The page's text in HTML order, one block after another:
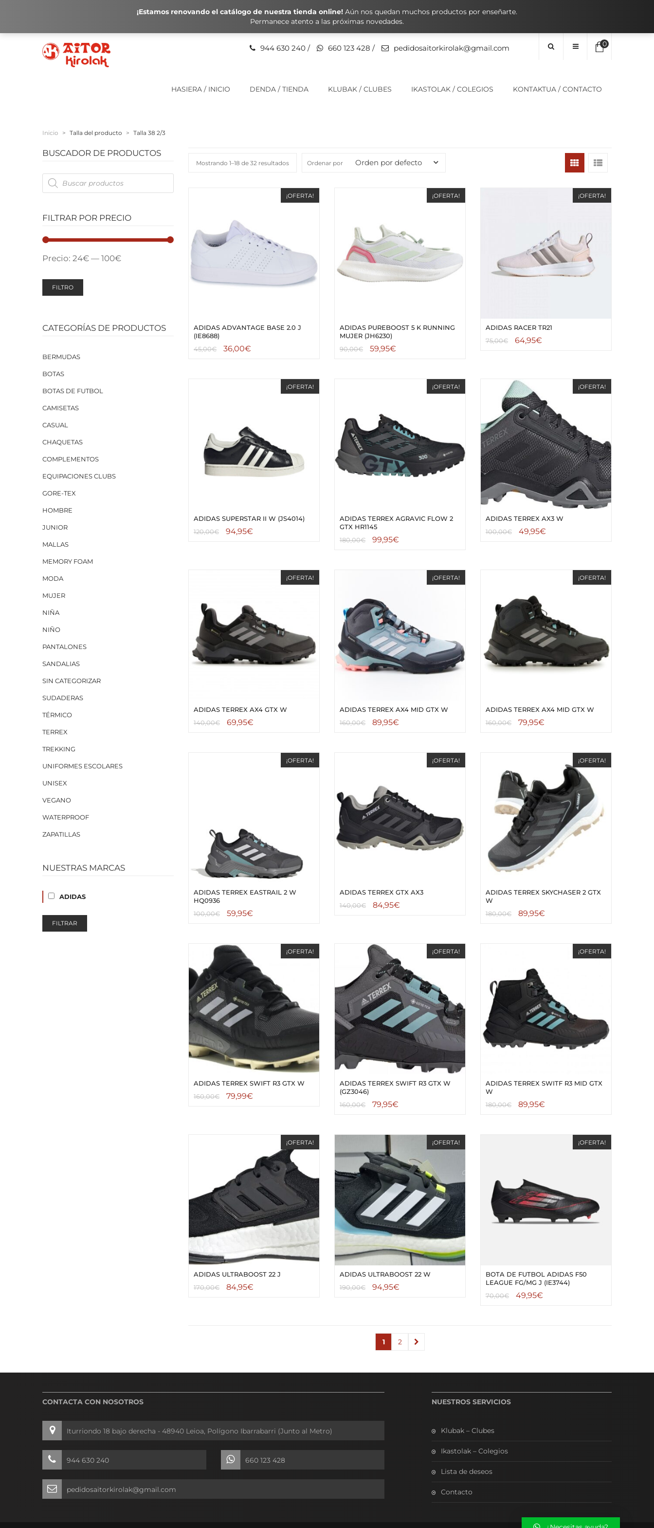
944 630 240 / 660 123 428 / pedidosaitorkirolak@gmail.com 0
HASIERA / INICIO DENDA / TIENDA KLUBAK / CLUBES IKASTOLAK / COLEGIOS KONTAKTUA / CONTACTO
Inicio > Talla del producto > Talla 38 2/3
BUSCADOR DE PRODUCTOS
Products
search
FILTRAR POR PRECIO
Precio: 24€ — 100€
FILTRO
CATEGORÍAS DE PRODUCTOS
BERMUDAS
BOTAS
BOTAS DE FUTBOL
CAMISETAS
CASUAL
CHAQUETAS
COMPLEMENTOS
EQUIPACIONES CLUBS
GORE-TEX
HOMBRE
JUNIOR
MALLAS
MEMORY FOAM
MODA
MUJER
NIÑA
NIÑO
PANTALONES
SANDALIAS
SIN CATEGORIZAR
SUDADERAS
TÉRMICO
TERREX
TREKKING
UNIFORMES ESCOLARES
UNISEX
VEGANO
WATERPROOF
ZAPATILLAS
NUESTRAS MARCAS
ADIDAS
FILTRAR
Mostrando 1–18 de 32 resultados Ordenar por Orden por defecto
¡OFERTA!
ADIDAS ADVANTAGE BASE 2.0 J
(IE8688)
45,00€ 36,00€
¡OFERTA!
ADIDAS PUREBOOST 5 K RUNNING
MUJER (JH6230)
90,00€ 59,95€
¡OFERTA!
ADIDAS RACER TR21
75,00€ 64,95€
¡OFERTA!
ADIDAS SUPERSTAR II W (JS4014)
120,00€ 94,95€
¡OFERTA!
ADIDAS TERREX AGRAVIC FLOW 2
GTX HR1145
180,00€ 99,95€
¡OFERTA!
ADIDAS TERREX AX3 W
100,00€ 49,95€
¡OFERTA!
ADIDAS TERREX AX4 GTX W
140,00€ 69,95€
¡OFERTA!
ADIDAS TERREX AX4 MID GTX W
160,00€ 89,95€
¡OFERTA!
ADIDAS TERREX AX4 MID GTX W
160,00€ 79,95€
¡OFERTA!
ADIDAS TERREX EASTRAIL 2 W
HQ0936
100,00€ 59,95€
¡OFERTA!
ADIDAS TERREX GTX AX3
140,00€ 84,95€
¡OFERTA!
ADIDAS TERREX SKYCHASER 2 GTX
W
180,00€ 89,95€
¡OFERTA!
ADIDAS TERREX SWIFT R3 GTX W
160,00€ 79,99€
¡OFERTA!
ADIDAS TERREX SWIFT R3 GTX W
(GZ3046)
160,00€ 79,95€
¡OFERTA!
ADIDAS TERREX SWITF R3 MID GTX
W
180,00€ 89,95€
¡OFERTA!
ADIDAS ULTRABOOST 22 J
170,00€ 84,95€
¡OFERTA!
ADIDAS ULTRABOOST 22 W
190,00€ 94,95€
¡OFERTA!
BOTA DE FUTBOL ADIDAS F50
LEAGUE FG/MG J (IE3744)
70,00€ 49,95€
1 2 →
CONTACTA CON NOSOTROS
Iturriondo 18 bajo derecha - 48940 Leioa, Polígono Ibarrabarri (Junto al Metro)
944 630 240 660 123 428
pedidosaitorkirolak@gmail.com
NUESTROS SERVICIOS
Klubak – Clubes
Ikastolak – Colegios
Lista de deseos
Contacto
¡Estamos renovando el catálogo de nuestra tienda online! Aún nos quedan muchos productos por enseñarte.
Permanece atento a las próximas novedades.